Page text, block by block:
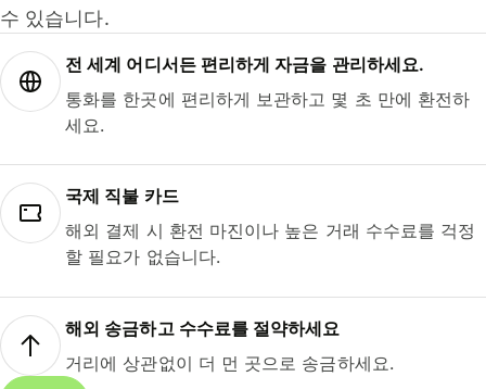
수 있습니다.
전 세계 어디서든 편리하게 자금을 관리하세요.
통화를 한곳에 편리하게 보관하고 몇 초 만에 환전하
세요.
국제 직불 카드
해외 결제 시 환전 마진이나 높은 거래 수수료를 걱정
할 필요가 없습니다.
해외 송금하고 수수료를 절약하세요
거리에 상관없이 더 먼 곳으로 송금하세요.